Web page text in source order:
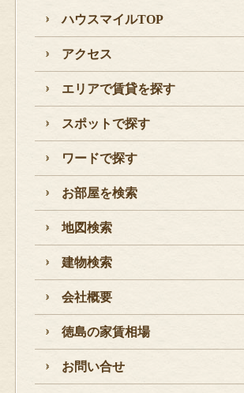
ハウスマイルTOP
アクセス
エリアで賃貸を探す
スポットで探す
ワードで探す
お部屋を検索
地図検索
建物検索
会社概要
徳島の家賃相場
お問い合せ